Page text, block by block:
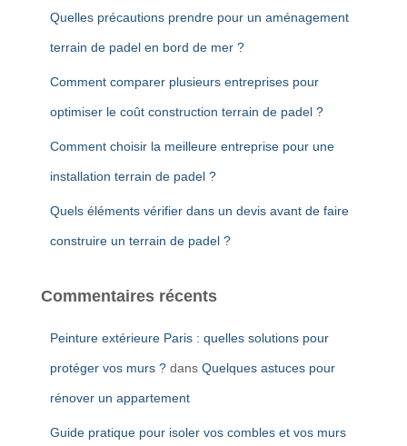
Quelles précautions prendre pour un aménagement
terrain de padel en bord de mer ?
Comment comparer plusieurs entreprises pour
optimiser le coût construction terrain de padel ?
Comment choisir la meilleure entreprise pour une
installation terrain de padel ?
Quels éléments vérifier dans un devis avant de faire
construire un terrain de padel ?
Commentaires récents
Peinture extérieure Paris : quelles solutions pour
protéger vos murs ? dans Quelques astuces pour
rénover un appartement
Guide pratique pour isoler vos combles et vos murs